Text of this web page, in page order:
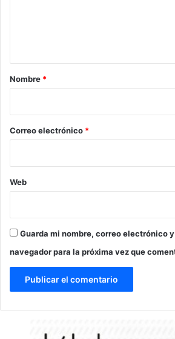
r
*
Nombre *
Correo electrónico *
Web
Guarda mi nombre, correo electrónico
navegador para la próxima vez que